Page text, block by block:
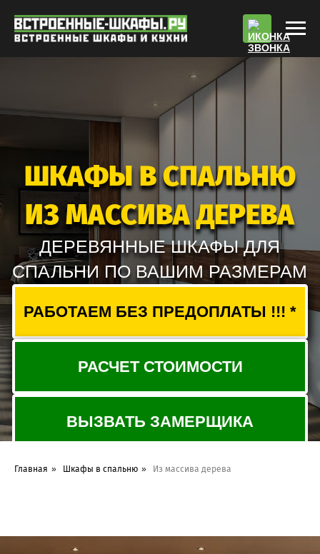
ШКАФЫ В СПАЛЬНЮ
ДЕРЕВЯННЫЕ ШКАФЫ ДЛЯ
СПАЛЬНИ ПО ВАШИМ РАЗМЕРАМ
РАБОТАЕМ БЕЗ ПРЕДОПЛАТЫ !!! *
РАСЧЕТ СТОИМОСТИ
Главная » Шкафы в спальню » Из массива дерева